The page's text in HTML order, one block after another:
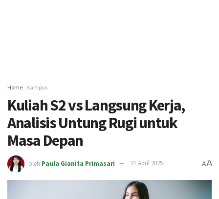
Home Kampus
Kuliah S2 vs Langsung Kerja,
Analisis Untung Rugi untuk
Masa Depan
oleh Paula Gianita Primasari 21 April 2025 AA